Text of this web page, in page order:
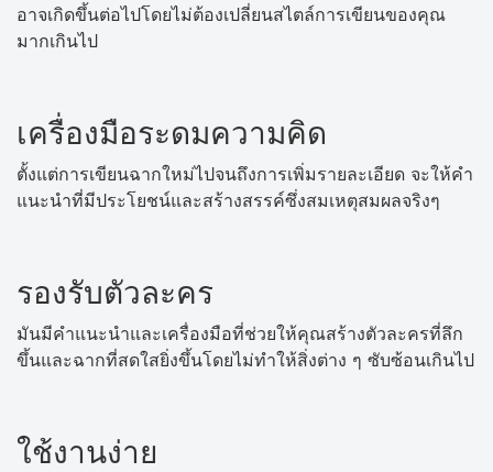
อาจเกิดขึ้นต่อไปโดยไม่ต้องเปลี่ยนสไตล์การเขียนของคุณ
มากเกินไป
เครื่องมือระดมความคิด
ตั้งแต่การเขียนฉากใหม่ไปจนถึงการเพิ่มรายละเอียด จะให้คำ
แนะนำที่มีประโยชน์และสร้างสรรค์ซึ่งสมเหตุสมผลจริงๆ
รองรับตัวละคร
มันมีคำแนะนำและเครื่องมือที่ช่วยให้คุณสร้างตัวละครที่ลึก
ขึ้นและฉากที่สดใสยิ่งขึ้นโดยไม่ทำให้สิ่งต่าง ๆ ซับซ้อนเกินไป
ใช้งานง่าย